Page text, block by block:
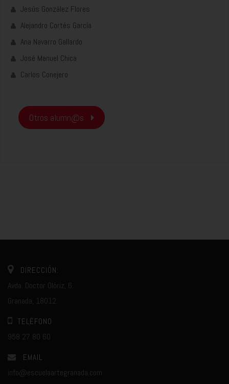
Jesús González Flores
Alejandro Cortés García
Ana Navarro Gallardo
José Manuel Chica
Carlos Conejero
Otros alumn@s
DIRECCIÓN:
Avda. Doctor Olóriz, 6.
Granada, 18012.
TELÉFONO
958 27 80 60
EMAIL
info@escuelaartegranada.com